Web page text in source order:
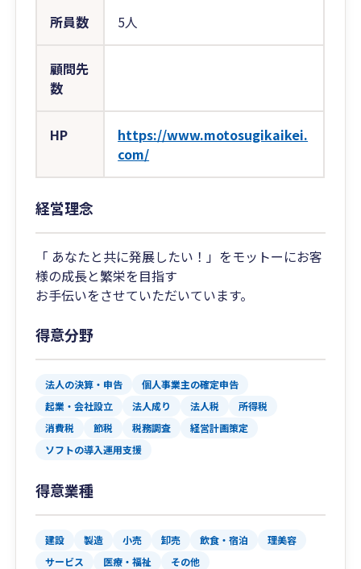
所員数 5人
顧問先
数
HP
https://www.motosugikaikei.
com/
経営理念
「 あなたと共に発展したい！」をモットーにお客
様の成長と繁栄を目指す
お手伝いをさせていただいています。
得意分野
法人の決算・申告
個人事業主の確定申告
起業・会社設立
法人成り 法人税
所得税
消費税
節税 税務調査
経営計画策定
ソフトの導入運用支援
得意業種
建設 製造 小売 卸売 飲食・宿泊
理美容
サービス
医療・福祉 その他